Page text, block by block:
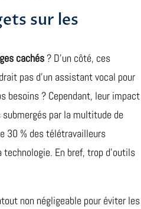
sur les
cachés ? D’un côté, ces
pas d’un assistant vocal pour
besoins ? Cependant, leur impact
par la multitude de
30 % des télétravailleurs
En bref, trop d’outils
non négligeable pour éviter les